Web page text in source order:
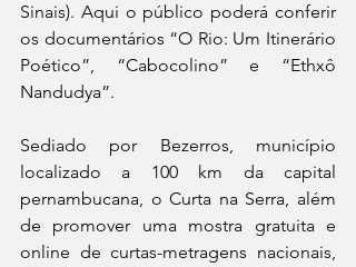
Sinais). Aqui o público poderá conferir
os documentários “O Rio: Um Itinerário
Poético”, “Cabocolino” e “Ethxô
Nandudya”.
Sediado por Bezerros, município
localizado a 100 km da capital
pernambucana, o Curta na Serra, além
de promover uma mostra gratuita e
online de curtas-metragens nacionais,